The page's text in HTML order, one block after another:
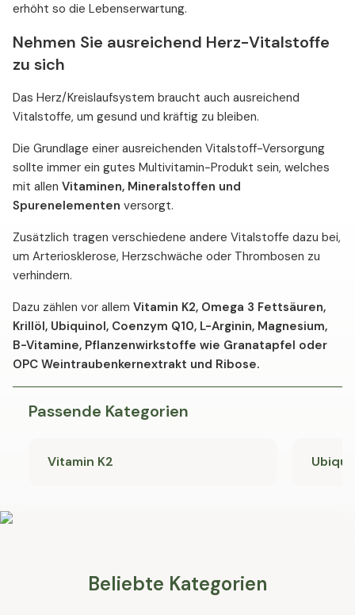
erhöht so die Lebenserwartung.
Nehmen Sie ausreichend Herz-Vitalstoffe
zu sich
Das Herz/Kreislaufsystem braucht auch ausreichend
Vitalstoffe, um gesund und kräftig zu bleiben.
Die Grundlage einer ausreichenden Vitalstoff-Versorgung
sollte immer ein gutes Multivitamin-Produkt sein, welches
mit allen Vitaminen, Mineralstoffen und
Spurenelementen versorgt.
Zusätzlich tragen verschiedene andere Vitalstoffe dazu bei,
um Arteriosklerose, Herzschwäche oder Thrombosen zu
verhindern.
Dazu zählen vor allem Vitamin K2, Omega 3 Fettsäuren,
Krillöl, Ubiquinol, Coenzym Q10, L-Arginin, Magnesium,
B-Vitamine, Pflanzenwirkstoffe wie Granatapfel oder
OPC Weintraubenkernextrakt und Ribose.
Passende Kategorien
Vitamin K2
Beliebte Kategorien